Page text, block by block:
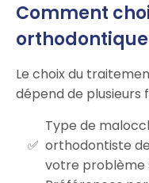
Comment
Le choix du
dépend de plusieurs
Type de
orthodontiste
votre problème